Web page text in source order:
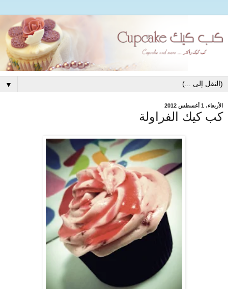
▼
الأربعاء، 1 أغسطس 2012
كب كيك الفراولة